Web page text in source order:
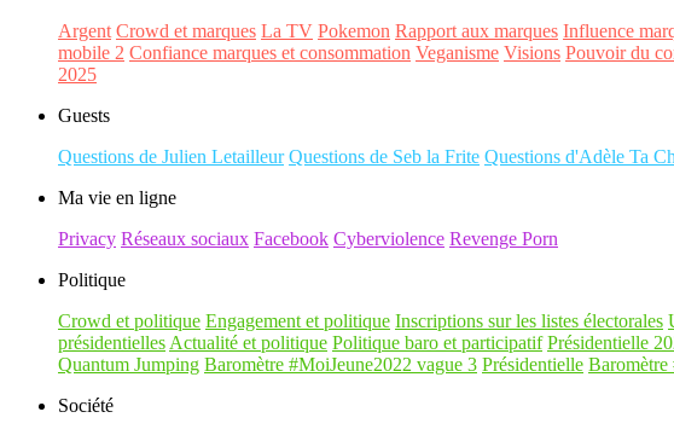
Argent Crowd et marques La TV Pokemon Rapport aux marques Influence
mobile 2 Confiance marques et consommation Veganisme Visions Pouvoir du
2025
Guests
Questions de Julien Letailleur Questions de Seb la Frite Questions d'Adèle Ta
Ma vie en ligne
Privacy Réseaux sociaux Facebook Cyberviolence Revenge Porn
Politique
Crowd et politique Engagement et politique Inscriptions sur les listes électorales
présidentielles Actualité et politique Politique baro et participatif Présidentielle
Quantum Jumping Baromètre #MoiJeune2022 vague 3 Présidentielle Baromètre
Société